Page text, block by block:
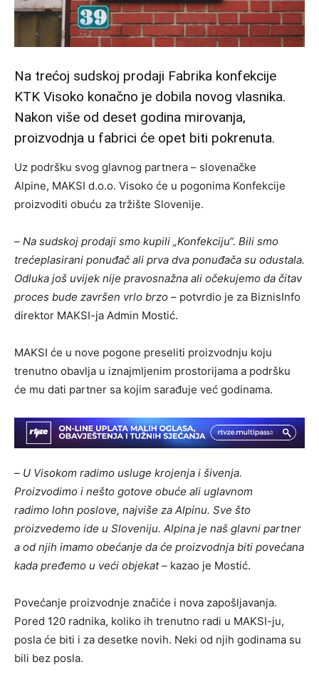
Na trećoj sudskoj prodaji Fabrika konfekcije
KTK Visoko konačno je dobila novog vlasnika.
Nakon više od deset godina mirovanja,
proizvodnja u fabrici će opet biti pokrenuta.
Uz podršku svog glavnog partnera – slovenačke
Alpine, MAKSI d.o.o. Visoko će u pogonima Konfekcije
proizvoditi obuću za tržište Slovenije.
– Na sudskoj prodaji smo kupili „Konfekciju“. Bili smo
trećeplasirani ponuđač ali prva dva ponuđača su odustala.
Odluka još uvijek nije pravosnažna ali očekujemo da čitav
proces bude završen vrlo brzo – potvrdio je za BiznisInfo
direktor MAKSI-ja Admin Mostić.
MAKSI će u nove pogone preseliti proizvodnju koju
trenutno obavlja u iznajmljenim prostorijama a podršku
će mu dati partner sa kojim sarađuje već godinama.
– U Visokom radimo usluge krojenja i šivenja.
Proizvodimo i nešto gotove obuće ali uglavnom
radimo lohn poslove, najviše za Alpinu. Sve što
proizvedemo ide u Sloveniju. Alpina je naš glavni partner
a od njih imamo obećanje da će proizvodnja biti povećana
kada pređemo u veći objekat– kazao je Mostić.
Povećanje proizvodnje značiće i nova zapošljavanja.
Pored 120 radnika, koliko ih trenutno radi u MAKSI-ju,
posla će biti i za desetke novih. Neki od njih godinama su
bili bez posla.